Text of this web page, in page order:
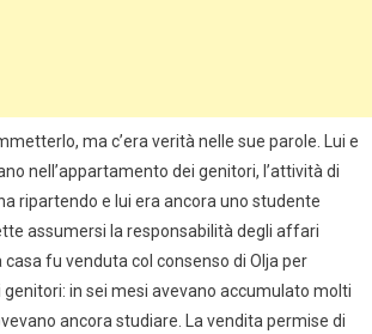
ma c’era verità nelle sue parole. Lui e
nell’appartamento dei genitori, l’attività di
ripartendo e lui era ancora uno studente
assumersi la responsabilità degli affari
casa fu venduta col consenso di Olja per
genitori: in sei mesi avevano accumulato molti
ancora studiare. La vendita permise di